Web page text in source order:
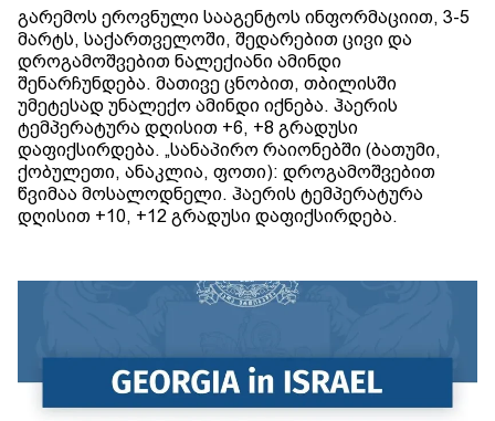
გარემოს ეროვნული სააგენტოს ინფორმაციით, 3-5
მარტს, საქართველოში, შედარებით ცივი და
დროგამოშვებით ნალექიანი ამინდი
შენარჩუნდება. მათივე ცნობით, თბილისში
უმეტესად უნალექო ამინდი იქნება. ჰაერის
ტემპერატურა დღისით +6, +8 გრადუსი
დაფიქსირდება. „სანაპირო რაიონებში (ბათუმი,
ქობულეთი, ანაკლია, ფოთი): დროგამოშვებით
წვიმაა მოსალოდნელი. ჰაერის ტემპერატურა
დღისით +10, +12 გრადუსი დაფიქსირდება.